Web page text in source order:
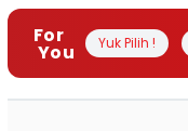
For
You Yuk Pilih !